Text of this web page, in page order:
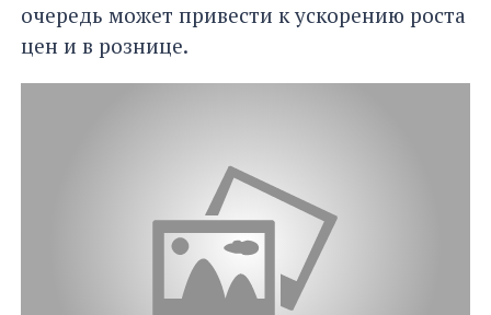
очередь может привести к ускорению роста
цен и в рознице.